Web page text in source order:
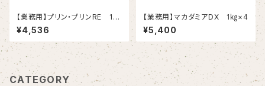
【業務用】プリン・プリンRE 1k
g×4
¥4,536
【業務用】マカダミアDX 1㎏×4
¥5,400
CATEGORY